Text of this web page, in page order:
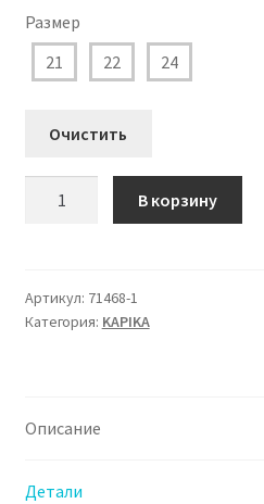
Размер
21
22 24
Очистить
Кроссовки
Капика
В корзину
Артикул: 71468-1
Категория: KAPIKA
Описание
Детали